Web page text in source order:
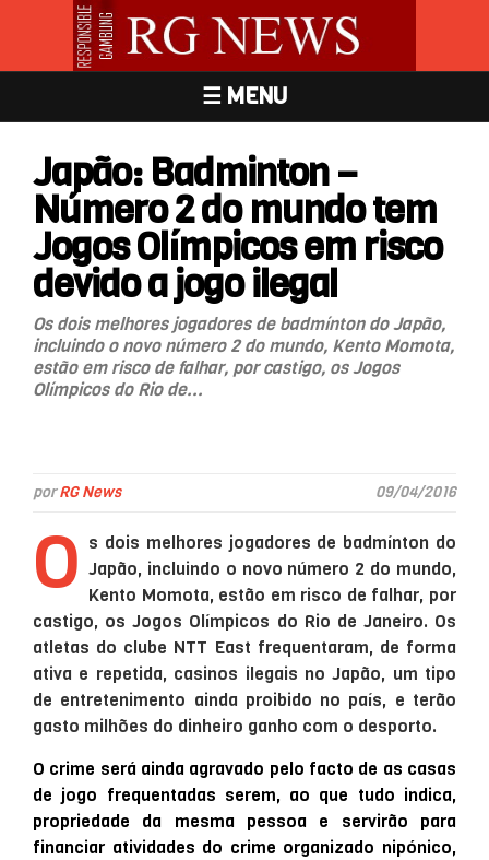
☰ MENU
Japão: Badminton –
Número 2 do mundo tem
Jogos Olímpicos em risco
devido a jogo ilegal
Os dois melhores jogadores de badmínton do Japão,
incluindo o novo número 2 do mundo, Kento Momota,
estão em risco de falhar, por castigo, os Jogos
Olímpicos do Rio de...
porRG News 09/04/2016
O s dois melhores jogadores de badmínton do
Japão, incluindo o novo número 2 do mundo,
Kento Momota, estão em risco de falhar, por
castigo, osJogos Olímpicos do Rio de Janeiro. Os
atletas do clube NTT East frequentaram, de forma
ativa e repetida, casinos ilegais no Japão, um tipo
de entretenimento ainda proibido no país, e terão
gasto milhões do dinheiro ganho com o desporto.
O crime será ainda agravado pelo facto de as casas
de jogo frequentadas serem, ao que tudo indica,
propriedade da mesma pessoa e servirão para
financiar atividades do crime organizado nipónico,